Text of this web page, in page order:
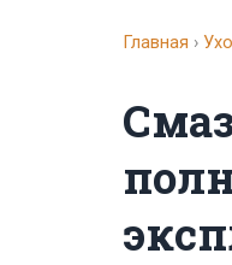
Главная ›